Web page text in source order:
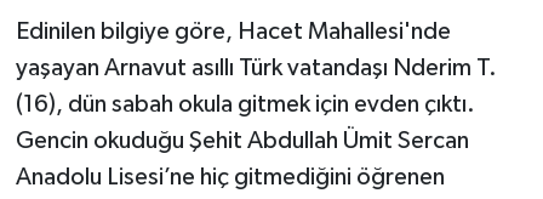
Edinilen bilgiye göre, Hacet Mahallesi'nde
yaşayan Arnavut asıllı Türk vatandaşı Nderim T.
(16), dün sabah okula gitmek için evden çıktı.
Gencin okuduğu Şehit Abdullah Ümit Sercan
Anadolu Lisesi’ne hiç gitmediğini öğrenen